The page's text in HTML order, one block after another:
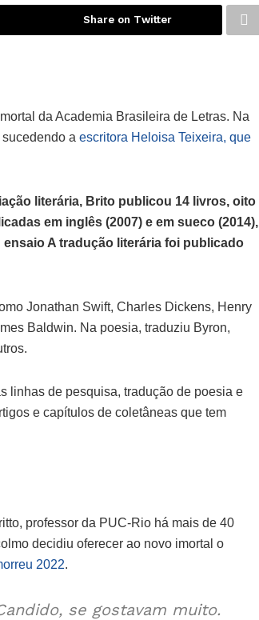
Share on Twitter
da Academia Brasileira de Letras. Na
a escritora Heloisa Teixeira, que
literária, Brito publicou 14 livros, oito
em inglês (2007) e em sueco (2014),
A tradução literária foi publicado
Jonathan Swift, Charles Dickens, Henry
Baldwin. Na poesia, traduziu Byron,
linhas de pesquisa, tradução de poesia e
e capítulos de coletâneas que tem
professor da PUC-Rio há mais de 40
decidiu oferecer ao novo imortal o
2022.
se gostavam muito.